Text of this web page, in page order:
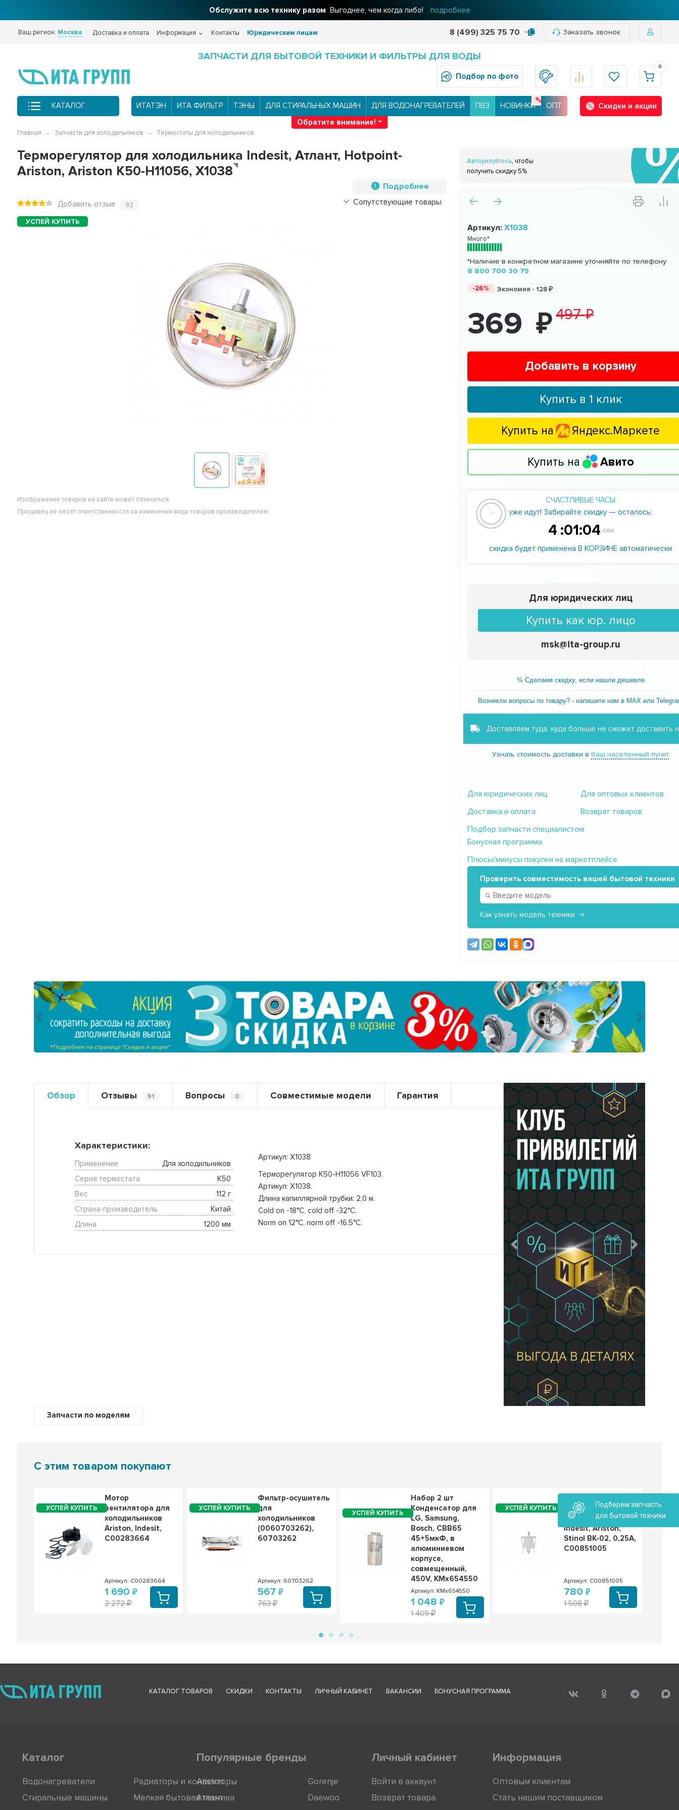
Обслужите всю технику разом Выгоднее, чем когда либо! подробнее
Ваш регион: Москва Доставка и оплата Информация Контакты Юридическим лицам 8 (499) 325 75 70 Заказать звонок
ЗАПЧАСТИ ДЛЯ БЫТОВОЙ ТЕХНИКИ И ФИЛЬТРЫ ДЛЯ ВОДЫ
Подбор по фото
0
КАТАЛОГ ИТАТЭН ИТА ФИЛЬТР ТЭНЫ ДЛЯ СТИРАЛЬНЫХ МАШИН ДЛЯ ВОДОНАГРЕВАТЕЛЕЙ ПВЗ НОВИНКИ ОПТ
Скидки и акции
Обратите внимание!
Главная Запчасти для холодильников Термостаты для холодильников
Терморегулятор для холодильника Indesit, Атлант, Hotpoint-
Ariston, Ariston K50-H11056, Х1038
Подробнее
Сопутствующие товары
Добавить отзыв 92
Изображение товаров на сайте может отличаться.
Продавец не несёт ответственности за изменения вида товаров производителем.
Авторизуйтесь, чтобы
получить скидку 5%
Артикул:Х1038
Много*
*Наличие в конкретном магазине уточняйте по телефону
8 800 700 30 75
-26% Экономия -128
369 497
Добавить в корзину
Купить в 1 клик
Купить на Яндекс.Маркете
Купить на Авито
СЧАСТЛИВЫЕ ЧАСЫ
уже идут! Забирайте скидку — осталось:
4 :01:03 сек
скидка будет применена В КОРЗИНЕ автоматически
Для юридических лиц
Купить как юр. лицо
msk@ita-group.ru
% Сделаем скидку, если нашли дешевле
Возникли вопросы по товару? - напишите нам в MAX или
Доставляем туда, куда больше не сможет доставить
Узнать стоимость доставки вВаш населенный пункт
Для юридических лиц
Для оптовых клиентов
Доставка и оплата
Возврат товаров
Подбор запчасти специалистом
Бонусная программа
Плюсы/минусы покупки на маркетплейсе
Проверить совместимость вашей бытовой техники
Как узнать модель техники
Предыдущий
Обзор Отзывы 91 Вопросы 0 Совместимые модели Гарантия
Артикул: Х1038
Терморегулятор K50-H11056 VF103.
Артикул: X1038.
Длина капиллярной трубки: 2,0 м.
Cold on -18°C, cold off -32°C.
Norm on 12°C, norm off -16.5°C.
Характеристики:
Применение
Для холодильников
Серия термостата
K50
Вес
112 г
Страна-производитель
Китай
Длина
1200 мм
Предыдущий Следующий
Запчасти по моделям
С этим товаром покупают
Мотор
вентилятора для
холодильников
Ariston, Indesit,
C00283664
Артикул: C00283664
1 690
2 272
Фильтр-осушитель
для
холодильников
(0060703262),
60703262
Артикул: 60703262
567
763
Набор 2 шт
Конденсатор для
LG, Samsung,
Bosch, СВВ65
45+5мкФ, в
алюминиевом
корпусе,
совмещенный,
450V, KMx654550
Артикул: KMx654550
1 048
1 409
выключения света
для холодильника
Indesit, Ariston,
Stinol ВК-02, 0,25А,
C00851005
Артикул: C00851005
780
1 508
КАТАЛОГ ТОВАРОВ СКИДКИ КОНТАКТЫ ЛИЧНЫЙ КАБИНЕТ ВАКАНСИИ БОНУСНАЯ ПРОГРАММА
Каталог
Водонагреватели
Стиральные машины
Радиаторы и конвекторы
Мелкая бытовая техника
Популярные бренды
Ariston
Атлант
Gorenje
Daewoo
Личный кабинет
Войти в аккаунт
Возврат товара
Информация
Оптовым клиентам
Стать нашим поставщиком
Подберём запчасть
для бытовой техники